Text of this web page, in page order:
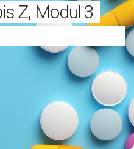
Z, Modul 3